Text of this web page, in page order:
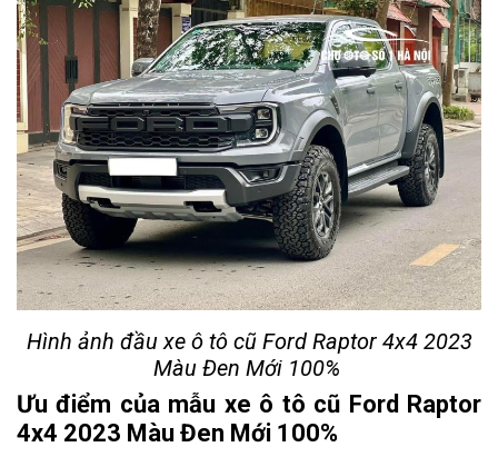
Hình ảnh đầu xe ô tô cũ Ford Raptor 4x4 2023
Màu Đen Mới 100%
Ưu điểm của mẫu xe ô tô cũ Ford Raptor
4x4 2023 Màu Đen Mới 100%